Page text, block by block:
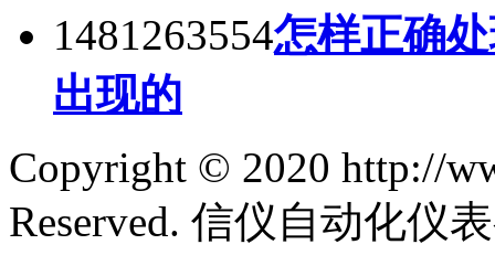
1481263554怎样正确
出现的
Copyright © 2020 http://
Reserved. 信仪自动化仪